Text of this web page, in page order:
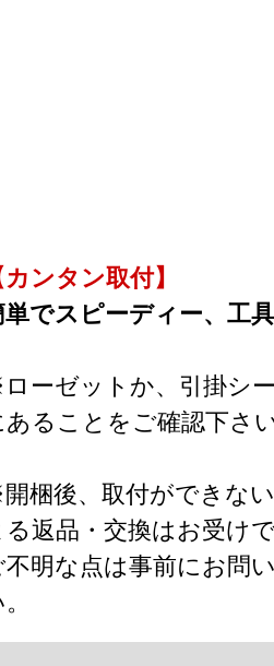
カンタン取付】
単でスピーディー、工
ーゼットか、引掛シ
あることをご確認下さ
梱後、取付ができな
る返品・交換はお受け
不明な点は事前にお問